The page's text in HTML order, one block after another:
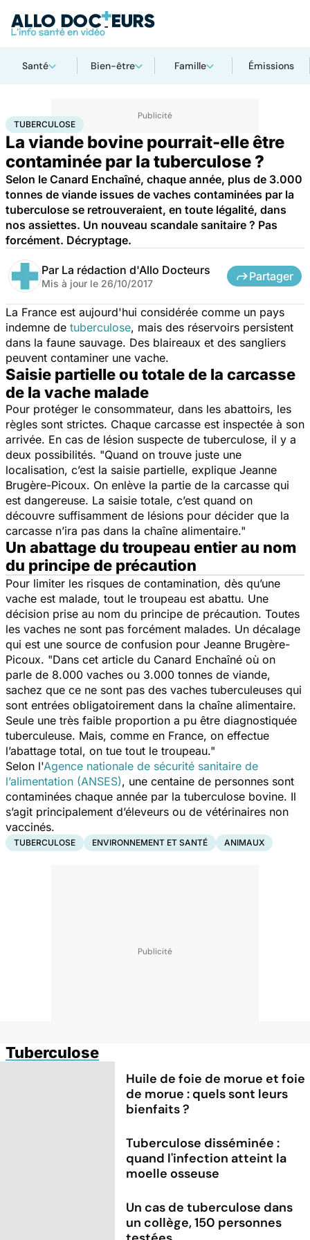
Santé Bien-être Famille Émissions
AccueilBien-être Tuberculose
TUBERCULOSE
La viande bovine pourrait-elle être
contaminée par la tuberculose ?
Selon le Canard Enchaîné, chaque année, plus de 3.000
tonnes de viande issues de vaches contaminées par la
tuberculose se retrouveraient, en toute légalité, dans
nos assiettes. Un nouveau scandale sanitaire ? Pas
forcément. Décryptage.
Par La rédaction d'Allo Docteurs
Mis à jour le 26/10/2017
Partager
La France est aujourd'hui considérée comme un pays
indemne de tuberculose, mais des réservoirs persistent
dans la faune sauvage. Des blaireaux et des sangliers
peuvent contaminer une vache.
Saisie partielle ou totale de la carcasse
de la vache malade
Pour protéger le consommateur, dans les abattoirs, les
règles sont strictes. Chaque carcasse est inspectée à son
arrivée. En cas de lésion suspecte de tuberculose, il y a
deux possibilités. "Quand on trouve juste une
localisation, c’est la saisie partielle, explique Jeanne
Brugère-Picoux. On enlève la partie de la carcasse qui
est dangereuse. La saisie totale, c’est quand on
découvre suffisamment de lésions pour décider que la
carcasse n’ira pas dans la chaîne alimentaire."
Un abattage du troupeau entier au nom
du principe de précaution
Pour limiter les risques de contamination, dès qu’une
vache est malade, tout le troupeau est abattu. Une
décision prise au nom du principe de précaution. Toutes
les vaches ne sont pas forcément malades. Un décalage
qui est une source de confusion pour Jeanne Brugère-
Picoux. "Dans cet article du Canard Enchaîné où on
parle de 8.000 vaches ou 3.000 tonnes de viande,
sachez que ce ne sont pas des vaches tuberculeuses qui
sont entrées obligatoirement dans la chaîne alimentaire.
Seule une très faible proportion a pu être diagnostiquée
tuberculeuse. Mais, comme en France, on effectue
l’abattage total, on tue tout le troupeau."
Selon l'Agence nationale de sécurité sanitaire de
l’alimentation (ANSES), une centaine de personnes sont
contaminées chaque année par la tuberculose bovine. Il
s’agit principalement d’éleveurs ou de vétérinaires non
vaccinés.
TUBERCULOSE ENVIRONNEMENT ET SANTÉ ANIMAUX
Tuberculose
Huile de foie de morue et foie
de morue : quels sont leurs
bienfaits ?
Tuberculose disséminée :
quand l'infection atteint la
moelle osseuse
Un cas de tuberculose dans
un collège, 150 personnes